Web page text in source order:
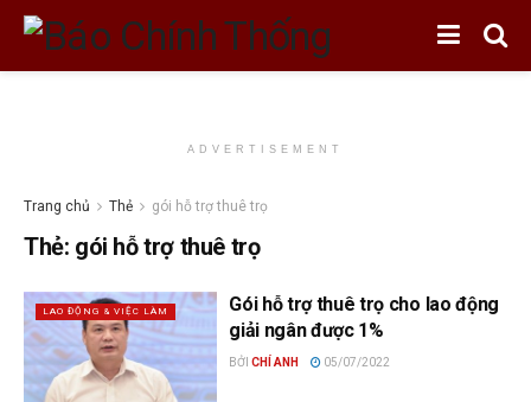
ADVERTISEMENT
Trang chủ Thẻ gói hỗ trợ thuê trọ
Thẻ: gói hỗ trợ thuê trọ
LAO ĐỘNG & VIỆC LÀM
Gói hỗ trợ thuê trọ cho lao động
giải ngân được 1%
BỞI CHÍ ANH 05/07/2022